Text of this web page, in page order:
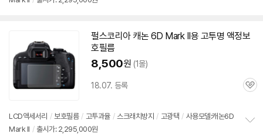
펄스코리아 캐논 6D MarkII용 고투명 액정보
호필름
8,500원 (1몰)
18.07. 등록
관
LCD액세서리 / 보호필름 / 고투과율 / 스크래치방지 / 고광택 / 사용모델:캐논6D
Mark II / 출시가: 2,295,000원